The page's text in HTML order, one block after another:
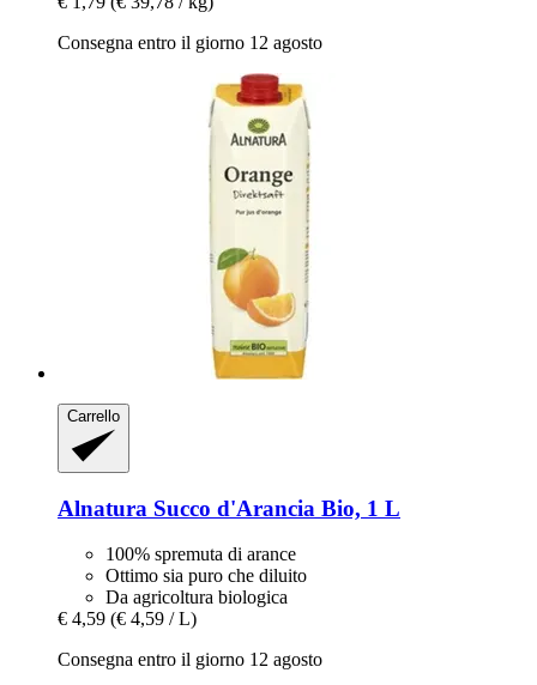
Consegna entro il giorno 12 agosto
Carrello
Alnatura Succo d'Arancia Bio, 1 L
100% spremuta di arance
Ottimo sia puro che diluito
Da agricoltura biologica
€ 4,59 (€ 4,59 / L)
Consegna entro il giorno 12 agosto